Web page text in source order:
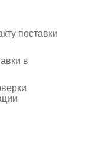
поставки
в